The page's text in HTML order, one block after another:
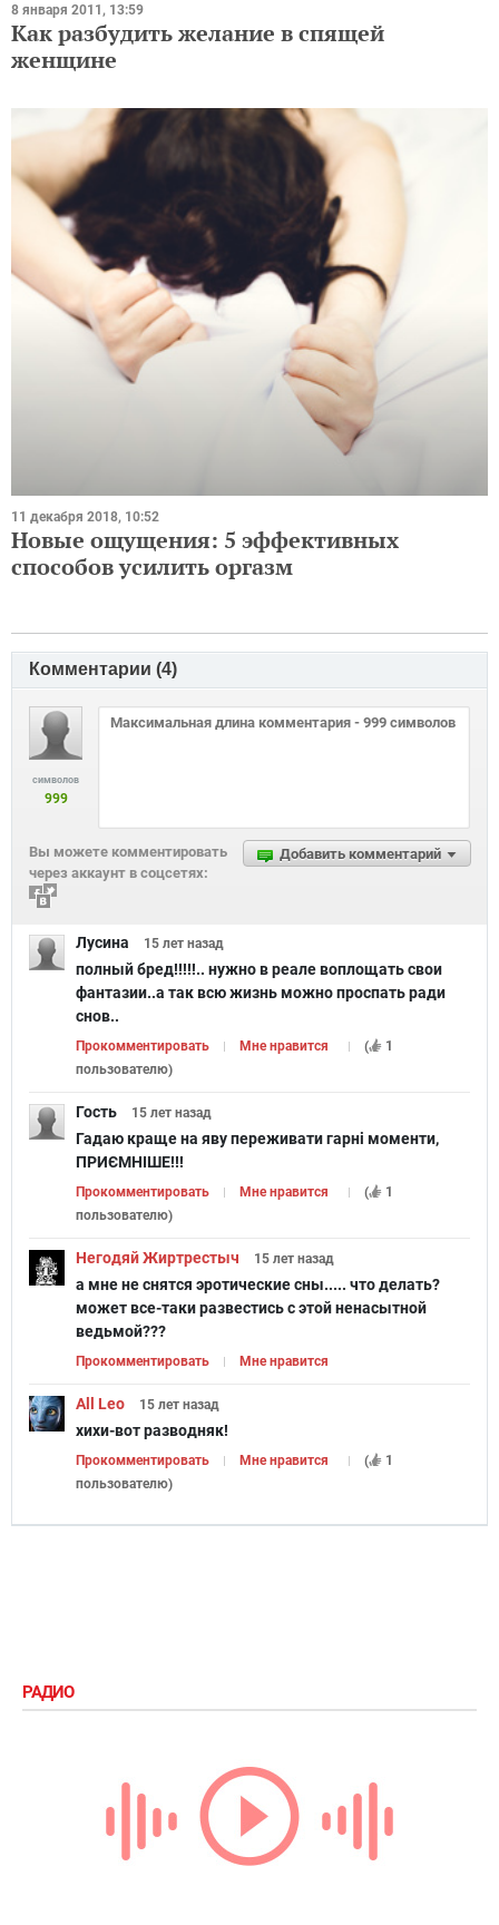
8 января 2011, 13:59
Как разбудить желание в спящей
женщине
11 декабря 2018, 10:52
Новые ощущения: 5 эффективных
способов усилить оргазм
Комментарии (4)
символов
999
Добавить комментарий
Вы можете комментировать
через аккаунт в соцсетях:
Лусина 15 лет назад
полный бред!!!!!.. нужно в реале воплощать свои
фантазии..а так всю жизнь можно проспать ради
снов..
Прокомментировать Мне нравится (
1
пользователю)
Гость 15 лет назад
Гадаю краще на яву переживати гарні моменти,
ПРИЄМНІШЕ!!!
Прокомментировать Мне нравится (
1
пользователю)
Негодяй Жиртрестыч 15 лет назад
а мне не снятся эротические сны..... что делать?
может все-таки развестись с этой ненасытной
ведьмой???
Прокомментировать Мне нравится
All Leo 15 лет назад
хихи-вот разводняк!
Прокомментировать Мне нравится (
1
пользователю)
РАДИО